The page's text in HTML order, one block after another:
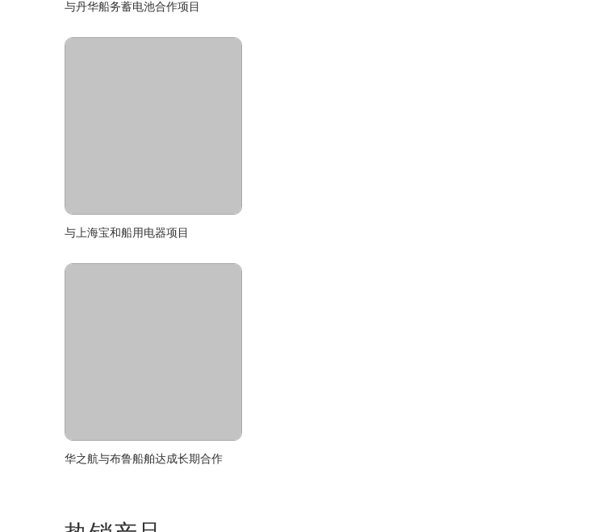
与丹华船务蓄电池合作项目
与上海宝和船用电器项目
华之航与布鲁船舶达成长期合作